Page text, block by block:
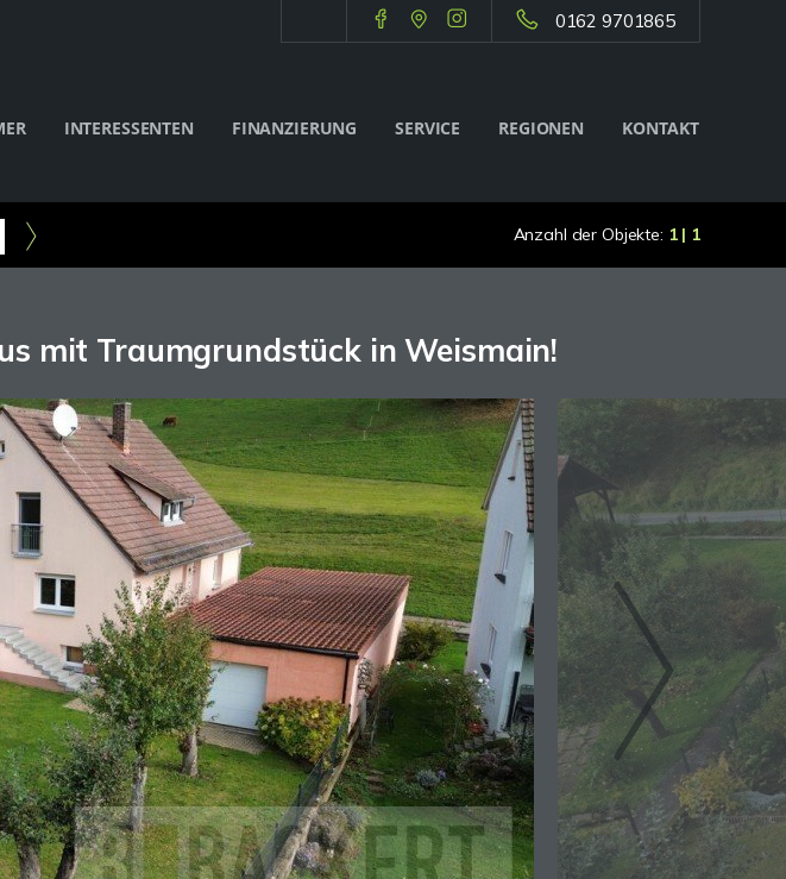
0162 9701865
INTERESSENTEN FINANZIERUNG SERVICE REGIONEN KONTAKT
Anzahl der Objekte: 1 | 1
mit Traumgrundstück in Weismain!